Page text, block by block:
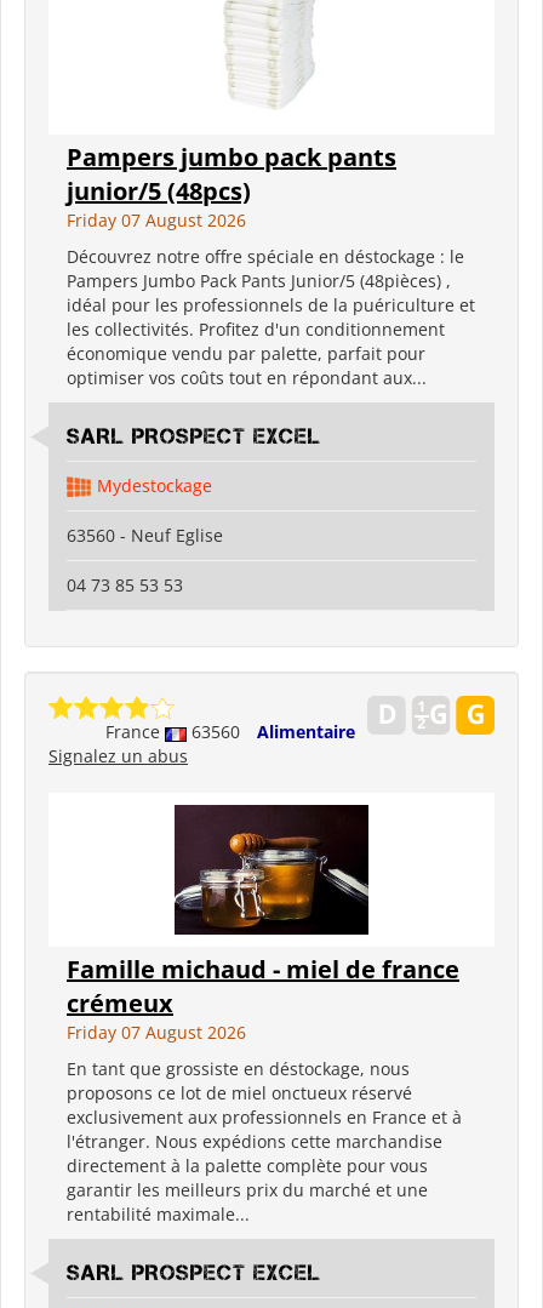
Pampers jumbo pack pants
junior/5 (48pcs)
Friday 07 August 2026
Découvrez notre offre spéciale en déstockage : le
Pampers Jumbo Pack Pants Junior/5 (48pièces) ,
idéal pour les professionnels de la puériculture et
les collectivités. Profitez d'un conditionnement
économique vendu par palette, parfait pour
optimiser vos coûts tout en répondant aux...
SARL PROSPECT EXCEL
Mydestockage
63560 - Neuf Eglise
04 73 85 53 53
France 63560
Alimentaire
Signalez un abus
Famille michaud - miel de france
crémeux
Friday 07 August 2026
En tant que grossiste en déstockage, nous
proposons ce lot de miel onctueux réservé
exclusivement aux professionnels en France et à
l'étranger. Nous expédions cette marchandise
directement à la palette complète pour vous
garantir les meilleurs prix du marché et une
rentabilité maximale...
SARL PROSPECT EXCEL